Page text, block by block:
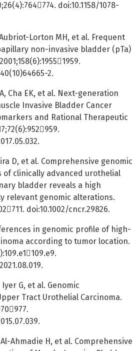
doi:10.1158/1078-
Lorton MH, et al. Frequent
non-invasive bladder (pTa)
2.
Cha EK, et al. Next-generation
Invasive Bladder Cancer
and Rational Therapeutic
D, et al. Comprehensive genomic
of clinically advanced urothelial
bladder reveals a high
relevant genomic alterations.
doi:10.1002/cncr.29826.
in genomic profile of high-
according to tumor location.
Iyer G, et al. Genomic
Tract Urothelial Carcinoma.
Al-Ahmadie H, et al. Comprehensive